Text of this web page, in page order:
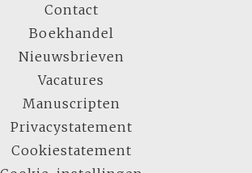
Contact
Boekhandel
Nieuwsbrieven
Vacatures
Manuscripten
Privacystatement
Cookiestatement